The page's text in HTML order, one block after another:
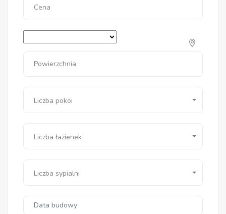
Cena
Powierzchnia
Liczba pokoi
Liczba łazienek
Liczba sypialni